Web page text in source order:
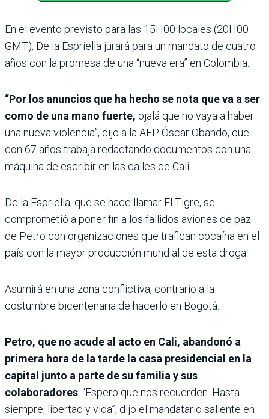
En el evento previsto para las 15H00 locales (20H00
GMT), De la Espriella jurará para un mandato de cuatro
años con la promesa de una “nueva era” en Colombia.
“Por los anuncios que ha hecho se nota que va a ser
como de una mano fuerte, ojalá que no vaya a haber
una nueva violencia”, dijo a la AFP Óscar Obando, que
con 67 años trabaja redactando documentos con una
máquina de escribir en las calles de Cali.
De la Espriella, que se hace llamar El Tigre, se
comprometió a poner fin a los fallidos aviones de paz
de Petro con organizaciones que trafican cocaína en el
país con la mayor producción mundial de esta droga.
Asumirá en una zona conflictiva, contrario a la
costumbre bicentenaria de hacerlo en Bogotá.
Petro, que no acude al acto en Cali, abandonó a
primera hora de la tarde la casa presidencial en la
capital junto a parte de su familia y sus
colaboradores. “Espero que nos recuerden. Hasta
siempre, libertad y vida”, dijo el mandatario saliente en